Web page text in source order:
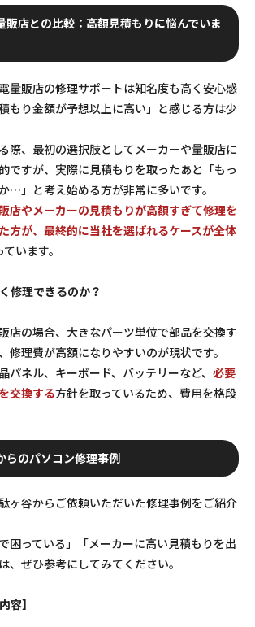
販店との比較：高額見積もりに悩んでいま
量販店の修理サポートは知名度も高く安心感
もり金額が予想以上に高い」と感じる方は少
際、最初の選択肢としてメーカーや量販店に
ですが、実際に見積もりを取ったあと「もっ
…」と考え始める方が非常に多いです。
店やメーカーの見積もりが高額すぎて修理を
方が、最終的に当社を選ばれるケースが全体
います。
修理できるのか？
店の場合、大きなパーツ単位で部品を交換す
修理費が高額になりやすいのが現状です。
パネル、キーボード、バッテリーなど、 必要
交換する方針を取っているため、費用を格段
らのパソコン修理事例
ヶ谷からご依頼いただいた修理事例をご紹介
困っている」「メーカーに高い見積もりを出
、ぜひ参考にしてみてください。
容】